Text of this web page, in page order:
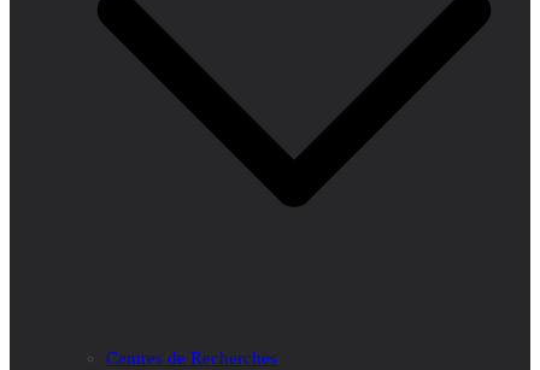
Centres de Recherches